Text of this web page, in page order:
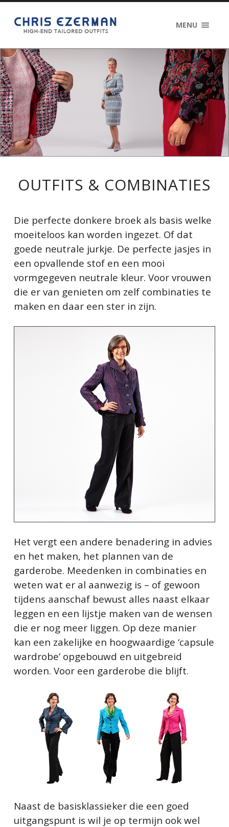
MENU
OUTFITS & COMBINATIES
Die perfecte donkere broek als basis welke
moeiteloos kan worden ingezet. Of dat
goede neutrale jurkje. De perfecte jasjes in
een opvallende stof en een mooi
vormgegeven neutrale kleur. Voor vrouwen
die er van genieten om zelf combinaties te
maken en daar een ster in zijn.
Het vergt een andere benadering in advies
en het maken, het plannen van de
garderobe. Meedenken in combinaties en
weten wat er al aanwezig is – of gewoon
tijdens aanschaf bewust alles naast elkaar
leggen en een lijstje maken van de wensen
die er nog meer liggen. Op deze manier
kan een zakelijke en hoogwaardige ‘capsule
wardrobe’ opgebouwd en uitgebreid
worden. Voor een garderobe die blijft.
Naast de basisklassieker die een goed
uitgangspunt is wil je op termijn ook wel